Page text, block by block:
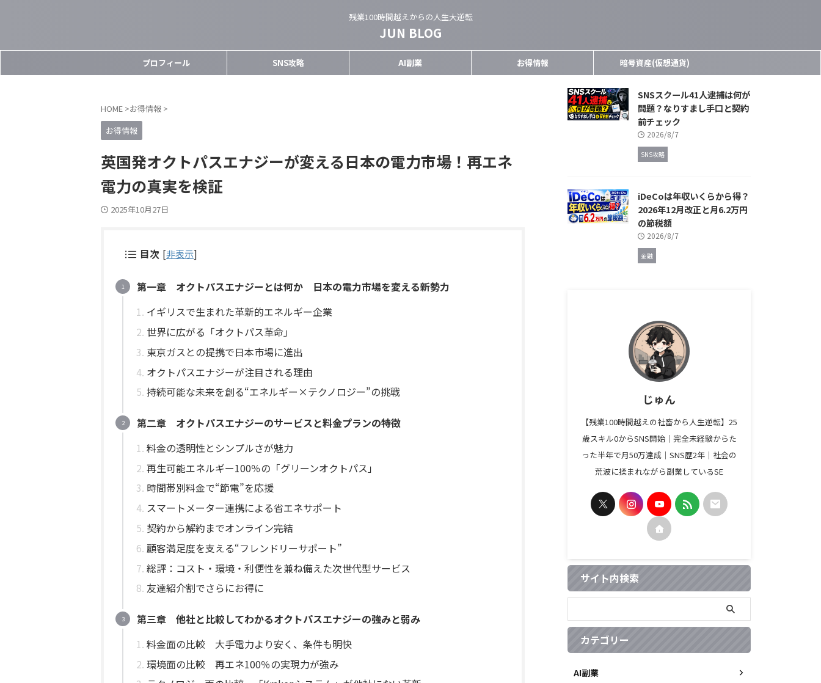
残業100時間越えからの人生大逆転
JUN BLOG
プロフィール SNS攻略 AI副業 お得情報 暗号資産(仮想通貨)
HOME >お得情報 >
お得情報
英国発オクトパスエナジーが変える日本の電力市場！再エネ
電力の真実を検証
2025年10月27日
目次 [非表示]
第一章 オクトパスエナジーとは何か 日本の電力市場を変える新勢力
イギリスで生まれた革新的エネルギー企業
世界に広がる「オクトパス革命」
東京ガスとの提携で日本市場に進出
オクトパスエナジーが注目される理由
持続可能な未来を創る“エネルギー×テクノロジー”の挑戦
第二章 オクトパスエナジーのサービスと料金プランの特徴
料金の透明性とシンプルさが魅力
再生可能エネルギー100％の「グリーンオクトパス」
時間帯別料金で“節電”を応援
スマートメーター連携による省エネサポート
契約から解約までオンライン完結
顧客満足度を支える“フレンドリーサポート”
総評：コスト・環境・利便性を兼ね備えた次世代型サービス
友達紹介割でさらにお得に
第三章 他社と比較してわかるオクトパスエナジーの強みと弱み
料金面の比較 大手電力より安く、条件も明快
環境面の比較 再エネ100％の実現力が強み
SNSスクール41人逮捕は何が
問題？なりすまし手口と契約
前チェック
2026/8/7
SNS攻略
iDeCoは年収いくらから得？
2026年12月改正と月6.2万円
の節税額
2026/8/7
金融
じゅん
【残業100時間越えの社畜から人生逆転】25
歳スキル0からSNS開始｜完全未経験からた
った半年で月50万達成｜SNS歴2年｜社会の
荒波に揉まれながら副業しているSE
サイト内検索
カテゴリー
AI副業